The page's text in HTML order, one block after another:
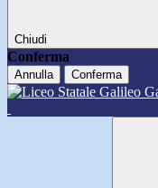
Chiudi
Conferma
Annulla Conferma